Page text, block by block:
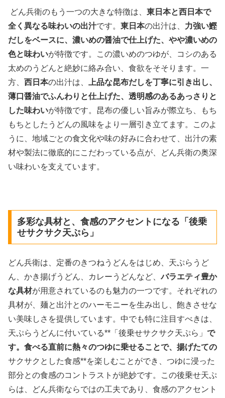
どん兵衛のもう一つの大きな特徴は、 東日本と西日本で
全く異なる味わいの出汁です。 東日本の出汁は、 力強い鰹
だしをベースに、濃いめの醤油で仕上げた、やや濃いめの
色と味わいが特徴です。この濃いめのつゆが、コシのある
太めのうどんと絶妙に絡み合い、食欲をそそります。一
方、 西日本の出汁は、
上品な昆布だしを丁寧に引き出し、
薄口醤油でふんわりと仕上げた、透明感のあるあっさりと
した味わいが特徴です。昆布の優しい旨みが際立ち、もち
もちとしたうどんの風味をより一層引き立てます。このよ
うに、地域ごとの食文化や味の好みに合わせて、出汁の素
材や製法に徹底的にこだわっている点が、どん兵衛の奥深
い味わいを支えています。
多彩な具材と、食感のアクセントになる「後乗
せサクサク天ぷら」
どん兵衛は、定番のきつねうどんをはじめ、天ぷらうど
ん、かき揚げうどん、カレーうどんなど、バラエティ豊か
な具材が用意されているのも魅力の一つです。それぞれの
具材が、麺と出汁とのハーモニーを生み出し、飽きさせな
い美味しさを提供しています。中でも特に注目すべきは、
天ぷらうどんに付いている**「後乗せサクサク天ぷら」 で
す。食べる直前に熱々のつゆに乗せることで、揚げたての
サクサクとした食感**を楽しむことができ、つゆに浸った
部分との食感のコントラストが絶妙です。この後乗せ天ぷ
らは、どん兵衛ならではの工夫であり、食感のアクセント